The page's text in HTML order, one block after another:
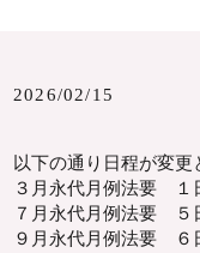
2026/02/15
以下の通り日程が変更
３月永代月例法要 １
７月永代月例法要 ５
９月永代月例法要 ６